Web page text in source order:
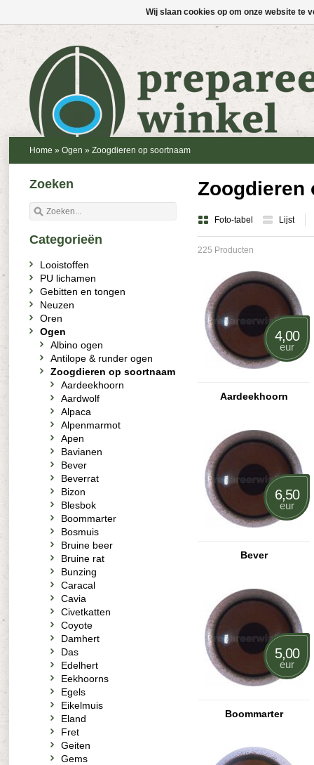
Home » Ogen » Zoogdieren op soortnaam
Zoogdieren
Foto-tabel Lijst
225 Producten
4,00
eur
Aardeekhoorn
6,50
eur
Bever
5,00
eur
Boommarter
Zoeken
Categorieën
Looistoffen
PU lichamen
Gebitten en tongen
Neuzen
Oren
Ogen
Albino ogen
Antilope & runder ogen
Zoogdieren op soortnaam
Aardeekhoorn
Aardwolf
Alpaca
Alpenmarmot
Apen
Bavianen
Bever
Beverrat
Bizon
Blesbok
Boommarter
Bosmuis
Bruine beer
Bruine rat
Bunzing
Caracal
Cavia
Civetkatten
Coyote
Damhert
Das
Edelhert
Eekhoorns
Egels
Eikelmuis
Eland
Fret
Geiten
Gems
Wij slaan cookies op om onze website te